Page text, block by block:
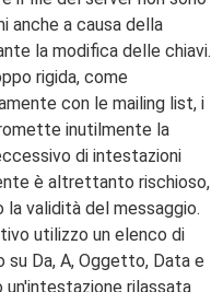
anche a causa della
la modifica delle chiavi.
rigida, come
con le mailing list, i
inutilmente la
di intestazioni
è altrettanto rischioso,
validità del messaggio.
utilizzo un elenco di
Da, A, Oggetto, Data e
un'intestazione rilassata